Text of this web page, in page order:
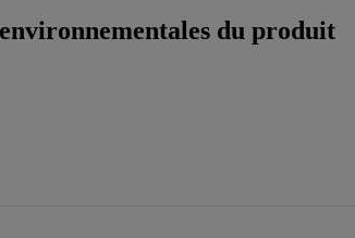
du produit